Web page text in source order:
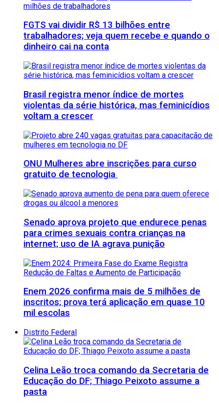
FGTS vai dividir R$ 13 bilhões entre
trabalhadores; veja quem recebe e quando o
dinheiro cai na conta
Brasil registra menor índice de mortes
violentas da série histórica, mas feminicídios
voltam a crescer
ONU Mulheres abre inscrições para curso
gratuito de tecnologia
Senado aprova projeto que endurece penas
para crimes sexuais contra crianças na
internet; uso de IA agrava punição
Enem 2026 confirma mais de 5 milhões de
inscritos; prova terá aplicação em quase 10
mil escolas
Distrito Federal
Celina Leão troca comando da Secretaria de
Educação do DF; Thiago Peixoto assume a
pasta